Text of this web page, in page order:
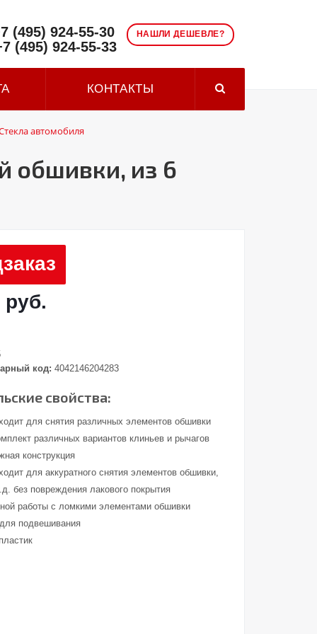
НАШЛИ ДЕШЕВЛЕ?
(495) 924-55-30
(495) 924-55-33
КОНТАКТЫ
автомобиля
обшивки, из 6
руб.
код: 4042146204283
свойства:
для снятия различных элементов обшивки
различных вариантов клиньев и рычагов
конструкция
для аккуратного снятия элементов обшивки,
без повреждения лакового покрытия
работы с ломкими элементами обшивки
подвешивания